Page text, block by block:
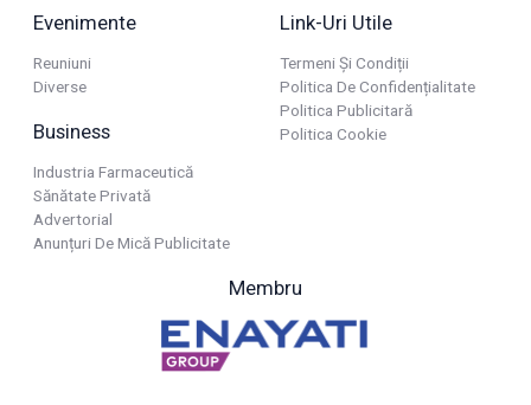
Evenimente
Reuniuni
Diverse
Business
Industria Farmaceutică
Sănătate Privată
Advertorial
Anunțuri De Mică Publicitate
Link-Uri Utile
Termeni Și Condiții
Politica De Confidențialitate
Politica Publicitară
Politica Cookie
Membru